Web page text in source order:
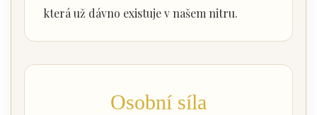
která už dávno existuje v našem nitru.
Osobní síla